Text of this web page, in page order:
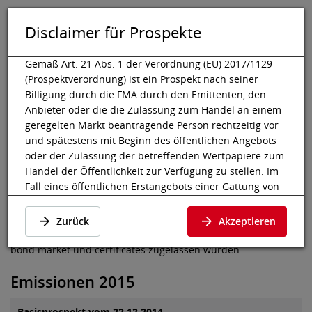
Toggle
Wiener Börse Listing Gelistete Anleihen
Prospekte
s Wohnbaubank AG
Prospekte der s Wohnbaubank
AG
Disclaimer für Prospekte
Gemäß Art. 21 Abs. 1 der Verordnung (EU) 2017/1129
(Prospektverordnung) ist ein Prospekt nach seiner
Billigung durch die FMA durch den Emittenten, den
Anbieter oder die die Zulassung zum Handel an einem
geregelten Markt beantragende Person rechtzeitig vor
und spätestens mit Beginn des öffentlichen Angebots
oder der Zulassung der betreffenden Wertpapiere zum
Handel der Öffentlichkeit zur Verfügung zu stellen. Im
Fall eines öffentlichen Erstangebots einer Gattung von
geregelten Markt zugelassen wird, muss der Prospekt
der Öffentlichkeit mindestens sechs Arbeitstage vor
dem Ende des Angebots zur Verfügung gestellt werden.
ein Prospekt als der Öffentlichkeit zur Verfügung
Zurück Akzeptieren
An dieser Stelle finden Sie die Prospekte und Final Terms der
s Wohnbaubank AG, die an der Wiener Börse im Segment
bond market und certificates zugelassen wurden.
Emissionen 2015